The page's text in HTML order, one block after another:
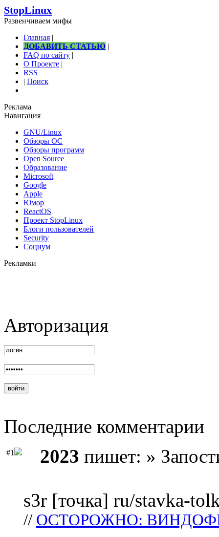
StopLinux
Развенчиваем мифы
Главная |
ДОБАВИТЬ СТАТЬЮ |
FAQ по сайту |
О Проекте |
RSS
| Поиск
Реклама
Навигация
GNU/Linux
Обзоры ОС
Обзоры программ
Open Source
Образование
Microsoft
Google
Apple
Юмор
ReactOS
Проект StopLinux
Блоги пользователей
Security
Социум
Рекламки
Авторизация
Последние комментарии
#1 2023 пишет: »
s3r [точка] ru/stavka-
// ОСТОРОЖНО: